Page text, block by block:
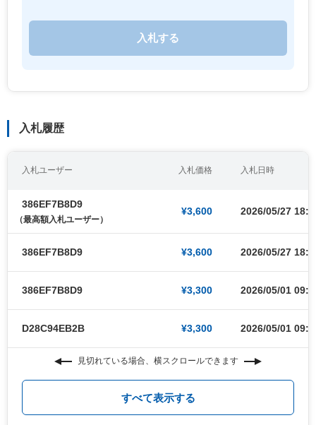
入札履歴
入札ユーザー 入札価格 入札日時
386EF7B8D9
（最高額入札ユーザー）
¥3,600 2026/05/27
386EF7B8D9 ¥3,600 2026/05/27
386EF7B8D9 ¥3,300 2026/05/01
D28C94EB2B ¥3,300 2026/05/01
見切れている場合、横スクロールできます
すべて表示する